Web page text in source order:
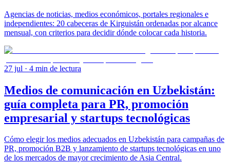
Agencias de noticias, medios económicos, portales regionales e
independientes: 20 cabeceras de Kirguistán ordenadas por alcance
mensual, con criterios para decidir dónde colocar cada historia.
27 jul · 4 min de lectura
Medios de comunicación en Uzbekistán:
guía completa para PR, promoción
empresarial y startups tecnológicas
Cómo elegir los medios adecuados en Uzbekistán para campañas de
PR, promoción B2B y lanzamiento de startups tecnológicas en uno
de los mercados de mayor crecimiento de Asia Central.